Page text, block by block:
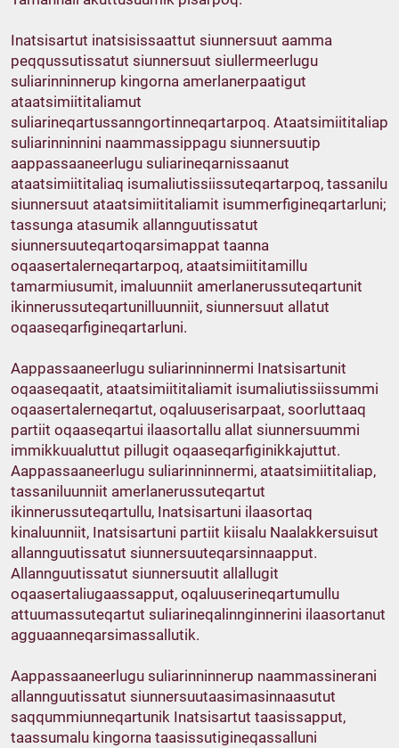
Inatsisartut inatsisissaattut siunnersuut aamma
peqqussutissatut siunnersuut siullermeerlugu
suliarinninnerup kingorna amerlanerpaatigut
ataatsimiititaliamut
suliarineqartussanngortinneqartarpoq. Ataatsimiititaliap
suliarinninnini naammassippagu siunnersuutip
aappassaaneerlugu suliarineqarnissaanut
ataatsimiititaliaq isumaliutissiissuteqartarpoq, tassanilu
siunnersuut ataatsimiititaliamit isummerfigineqartarluni;
tassunga atasumik allannguutissatut
siunnersuuteqartoqarsimappat taanna
oqaasertalerneqartarpoq, ataatsimiititamillu
tamarmiusumit, imaluunniit amerlanerussuteqartunit
ikinnerussuteqartunilluunniit, siunnersuut allatut
oqaaseqarfigineqartarluni.
Aappassaaneerlugu suliarinninnermi Inatsisartunit
oqaaseqaatit, ataatsimiititaliamit isumaliutissiissummi
oqaasertalerneqartut, oqaluuserisarpaat, soorluttaaq
partiit oqaaseqartui ilaasortallu allat siunnersuummi
immikkuualuttut pillugit oqaaseqarfiginikkajuttut.
Aappassaaneerlugu suliarinninnermi, ataatsimiititaliap,
tassaniluunniit amerlanerussuteqartut
ikinnerussuteqartullu, Inatsisartuni ilaasortaq
kinaluunniit, Inatsisartuni partiit kiisalu Naalakkersuisut
allannguutissatut siunnersuuteqarsinnaapput.
Allannguutissatut siunnersuutit allallugit
oqaasertaliugaassapput, oqaluuserineqartumullu
attuumassuteqartut suliarineqalinnginnerini ilaasortanut
agguaanneqarsimassallutik.
Aappassaaneerlugu suliarinninnerup naammassinerani
allannguutissatut siunnersuutaasimasinnaasutut
saqqummiunneqartunik Inatsisartut taasissapput,
taassumalu kingorna taasissutigineqassalluni